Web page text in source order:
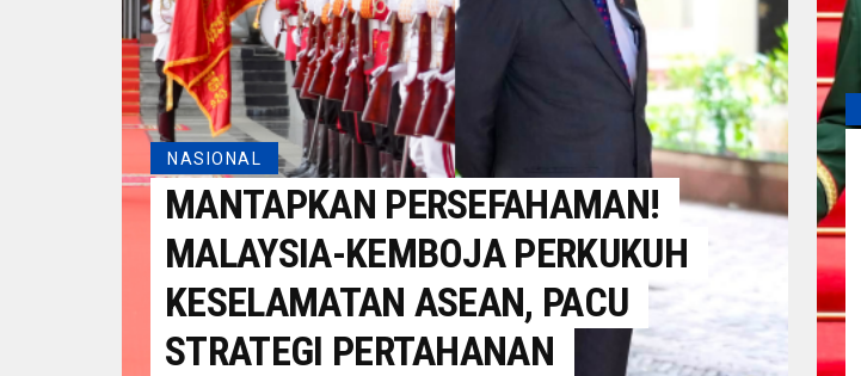
NASIONAL
MANTAPKAN PERSEFAHAMAN!
MALAYSIA-KEMBOJA PERKUKUH
KESELAMATAN ASEAN, PACU
STRATEGI PERTAHANAN